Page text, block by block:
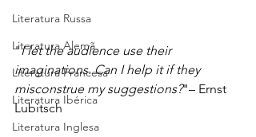
Literatura Russa
Literatura Alemã
Literatura Francesa
Literatura Ibérica
Literatura Inglesa
"I let the audience use their
imaginations. Can I help it if they
misconstrue my suggestions?"– Ernst
Lubitsch